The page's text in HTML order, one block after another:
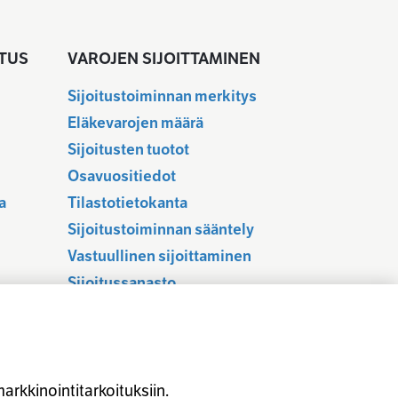
VAROJEN SIJOITTAMINEN
Sijoitustoiminnan merkitys
Eläkevarojen määrä
Sijoitusten tuotot
Osavuositiedot
Tilastotietokanta
Sijoitustoiminnan sääntely
Vastuullinen sijoittaminen
Sijoitussanasto